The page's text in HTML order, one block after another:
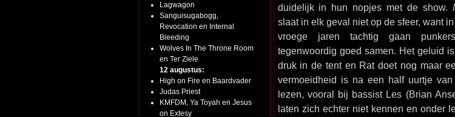
Lagwagon
Sanguisugabogg,
Revocation en Internal
Bleeding
Wolves In The Throne Room
en Ter Ziele
12 augustus:
High on Fire en Baardvader
Judas Priest
KMFDM, Ya Toyah en Jesus
on Extesy
duidelijk in hun nopjes met de show.
slaat in elk geval niet op de sfeer, want
vroege jaren tachtig gaan
tegenwoordig goed samen. Het geluid
druk in de tent en Rat doet nog maar
vermoeidheid is na een half uurtje
lezen, vooral bij bassist Les (Brian
laten zich echter niet kennen en onder